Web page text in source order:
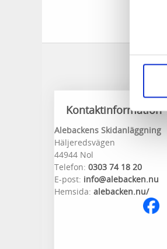
Kontaktinformation
Alebackens Skidanläggning
Häljeredsvägen
44944 Nol
Telefon: 0303 74 18 20
E-post: info@alebacken.nu
Hemsida: alebacken.nu/